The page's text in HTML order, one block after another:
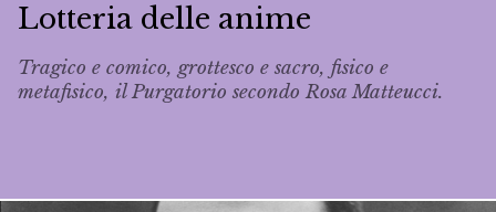
Lotteria delle anime
Tragico e comico, grottesco e sacro, fisico e
metafisico, il Purgatorio secondo Rosa Matteucci.